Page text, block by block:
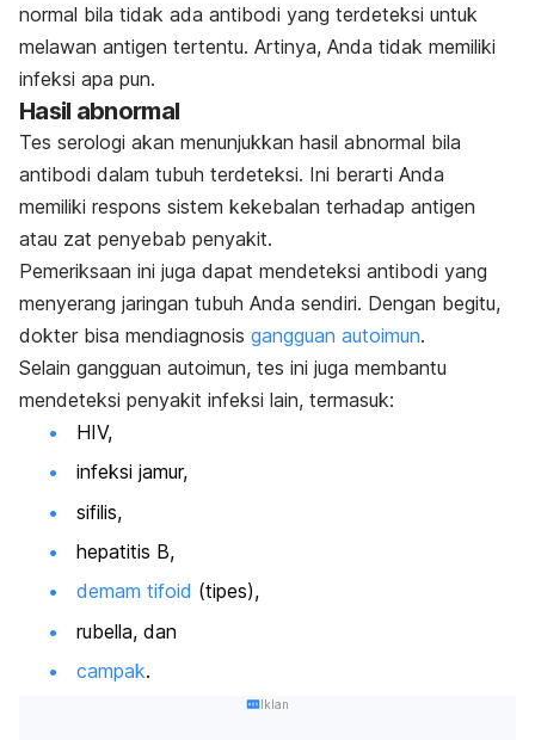
normal bila tidak ada antibodi yang terdeteksi untuk
melawan antigen tertentu. Artinya, Anda tidak memiliki
infeksi apa pun.
Hasil abnormal
Tes serologi akan menunjukkan hasil abnormal bila
antibodi dalam tubuh terdeteksi. Ini berarti Anda
memiliki respons sistem kekebalan terhadap antigen
atau zat penyebab penyakit.
Pemeriksaan ini juga dapat mendeteksi antibodi yang
menyerang jaringan tubuh Anda sendiri. Dengan begitu,
dokter bisa mendiagnosis gangguan autoimun.
Selain gangguan autoimun, tes ini juga membantu
mendeteksi penyakit infeksi lain, termasuk:
HIV,
infeksi jamur,
sifilis,
hepatitis B,
demam tifoid (tipes),
rubella, dan
campak.
Iklan